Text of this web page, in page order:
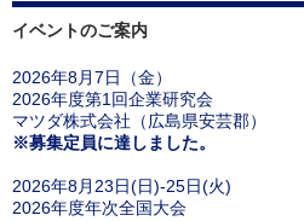
イベントのご案内
2026年8月7日（金）
2026年度第1回企業研究会
マツダ株式会社（広島県安芸郡）
※募集定員に達しました。
2026年8月23日(日)-25日(火)
2026年度年次全国大会